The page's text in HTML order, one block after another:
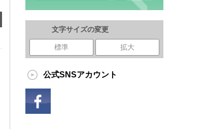
文字サイズの変更
標準 拡大
公式SNSアカウント